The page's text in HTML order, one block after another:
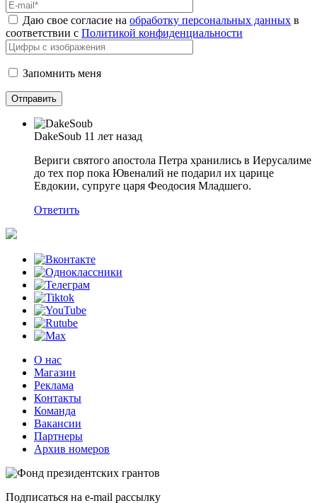
Даю свое согласие на обработку персональных данных в
соответствии с Политикой конфиденциальности
Запомнить меня
DakeSoub 11 лет назад
Вериги святого апостола Петра хранились в Иерусалиме
до тех пор пока Ювеналий не подарил их царице
Евдокии, супруге царя Феодосия Младшего.
Ответить
О нас
Магазин
Реклама
Контакты
Команда
Вакансии
Партнеры
Архив номеров
Подписаться на e-mail рассылку